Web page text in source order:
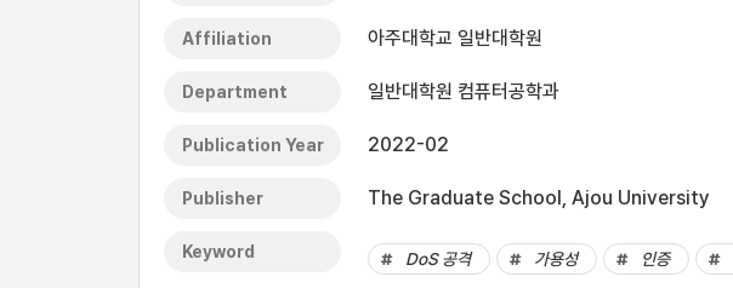
Affiliation 아주대학교 일반대학원
Department 일반대학원 컴퓨터공학과
Publication Year 2022-02
Publisher The Graduate School, Ajou University
Keyword DoS 공격 가용성 인증